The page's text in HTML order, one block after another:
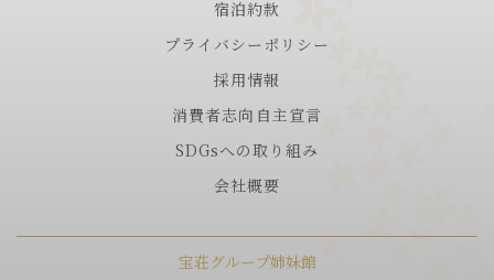
宿泊約款
プライバシーポリシー
採用情報
消費者志向自主宣言
SDGsへの取り組み
会社概要
宝荘グループ姉妹館